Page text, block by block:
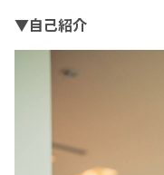
▼自己紹介